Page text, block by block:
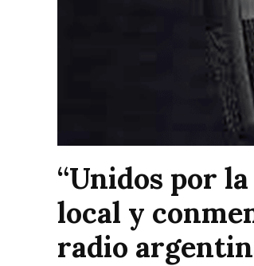
“Unidos por
local y
radio